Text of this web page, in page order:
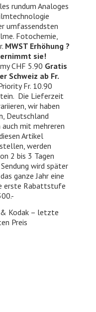
rundum Analoges
umfassendsten
Fotochemie,
MWST Erhöhung ?
sie!
CHF 5.90 Gratis
Schweiz ab Fr.
Fr. 10.90
Die Lieferzeit
wir haben
Deutschland
auch mit mehreren
Artikel
werden
2 bis 3 Tagen
wird später
ganze Jahr eine
erste Rabattstufe
Kodak – letzte
Preis